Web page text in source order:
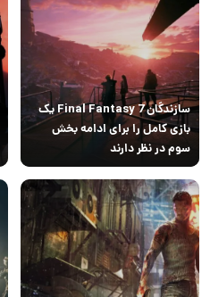
سازندگان Final Fantasy 7 یک
بازی کامل را برای ادامه بخش
سوم در نظر دارند